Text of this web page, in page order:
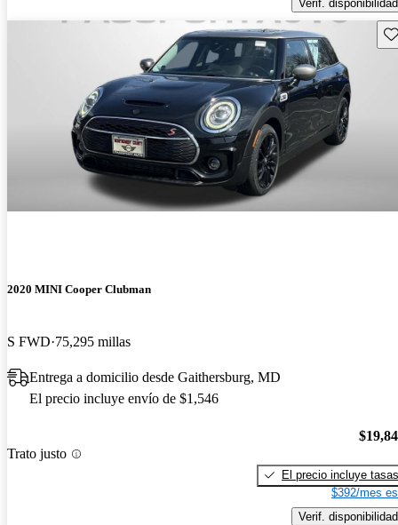
Verif. disponibilidad
2020 MINI Cooper Clubman
S FWD 75,295 millas
Entrega a domicilio desde Gaithersburg, MD
El precio incluye envío de $1,546
Trato justo
El precio incluye tasas
$392/mes
Verif. disponibilidad